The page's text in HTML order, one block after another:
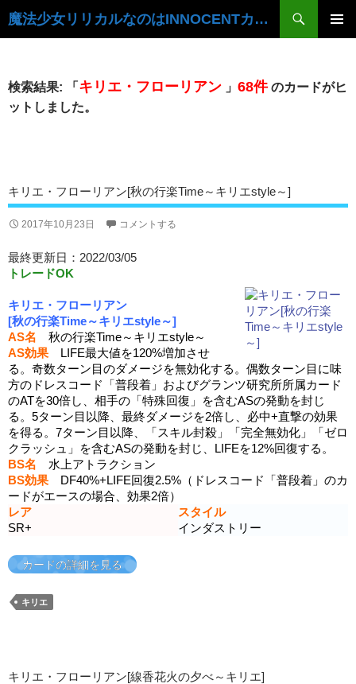
魔法少女リリカルなのはINNOCENTカードデータベース
検
索
イ
ン
へ
検索結果: 「 キリエ・フローリアン 」 68件のカードがヒ
ットしました。
キリエ・フローリアン[秋の行楽Time～キリエstyle～]
2017年10月23日 コメントする
最終更新日：2022/03/05
トレードOK
キリエ・フローリアン
[秋の行楽Time～キリエstyle～]
AS名 秋の行楽Time～キリエstyle～
AS効果 LIFE最大値を120%増加させ
る。奇数ターン目のダメージを無効化する。偶数ターン目に味
方のドレスコード「普段着」およびグランツ研究所所属カード
のATを30倍し、相手の「特殊回復」を含むASの発動を封じ
る。5ターン目以降、最終ダメージを2倍し、必中+直撃の効果
を得る。7ターン目以降、「スキル封殺」「完全無効化」「ゼロ
クラッシュ」を含むASの発動を封じ、LIFEを12%回復する。
BS名 水上アトラクション
BS効果 DF40%+LIFE回復2.5%（ドレスコード「普段着」のカ
ードがエースの場合、効果2倍）
レア
スタイル
SR+
インダストリー
カードの詳細を見る
キリエ
キリエ・フローリアン[線香花火の夕べ～キリエ]